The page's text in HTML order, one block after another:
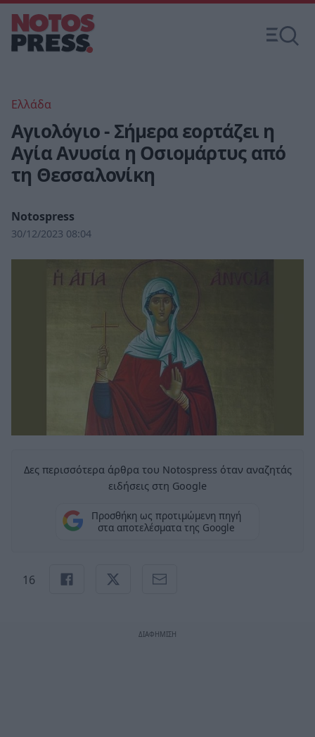
Ελλάδα
Αγιολόγιο - Σήμερα εορτάζει η
Αγία Ανυσία η Οσιομάρτυς από
τη Θεσσαλονίκη
Notospress
30/12/2023 08:04
Δες περισσότερα άρθρα του Notospress όταν αναζητάς
ειδήσεις στη Google
Προσθήκη ως προτιμώμενη πηγή
στα αποτελέσματα της Google
16